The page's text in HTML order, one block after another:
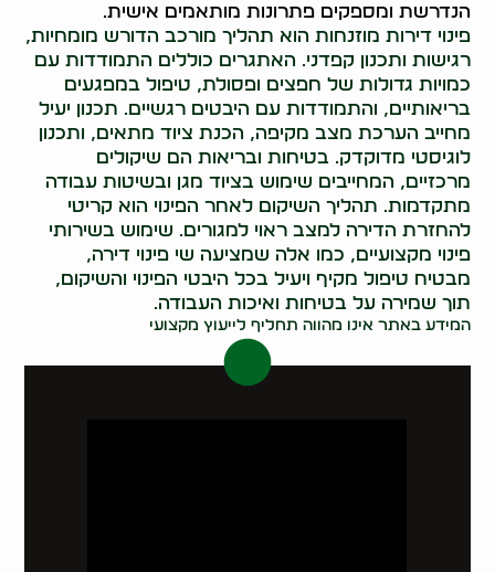
הנדרשת ומספקים פתרונות מותאמים אישית.
פינוי דירות מוזנחות הוא תהליך מורכב הדורש מומחיות,
רגישות ותכנון קפדני. האתגרים כוללים התמודדות עם
כמויות גדולות של חפצים ופסולת, טיפול במפגעים
בריאותיים, והתמודדות עם היבטים רגשיים. תכנון יעיל
מחייב הערכת מצב מקיפה, הכנת ציוד מתאים, ותכנון
לוגיסטי מדוקדק. בטיחות ובריאות הם שיקולים
מרכזיים, המחייבים שימוש בציוד מגן ובשיטות עבודה
מתקדמות. תהליך השיקום לאחר הפינוי הוא קריטי
להחזרת הדירה למצב ראוי למגורים. שימוש בשירותי
פינוי מקצועיים, כמו אלה שמציעה שי פינוי דירה,
מבטיח טיפול מקיף ויעיל בכל היבטי הפינוי והשיקום,
תוך שמירה על בטיחות ואיכות העבודה.
המידע באתר אינו מהווה תחליף לייעוץ מקצועי